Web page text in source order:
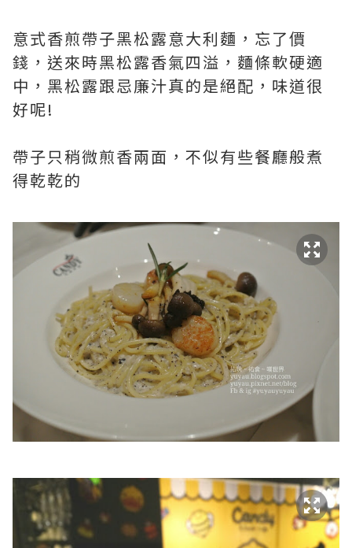
意式香煎帶子黑松露意大利麵，忘了價
錢，送來時黑松露香氣四溢，麵條軟硬適
中，黑松露跟忌廉汁真的是絕配，味道很
好呢!
帶子只稍微煎香兩面，不似有些餐廳般煮
得乾乾的